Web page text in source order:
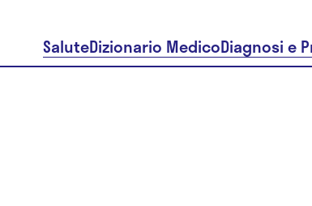
SaluteDizionario MedicoDiagnosi e